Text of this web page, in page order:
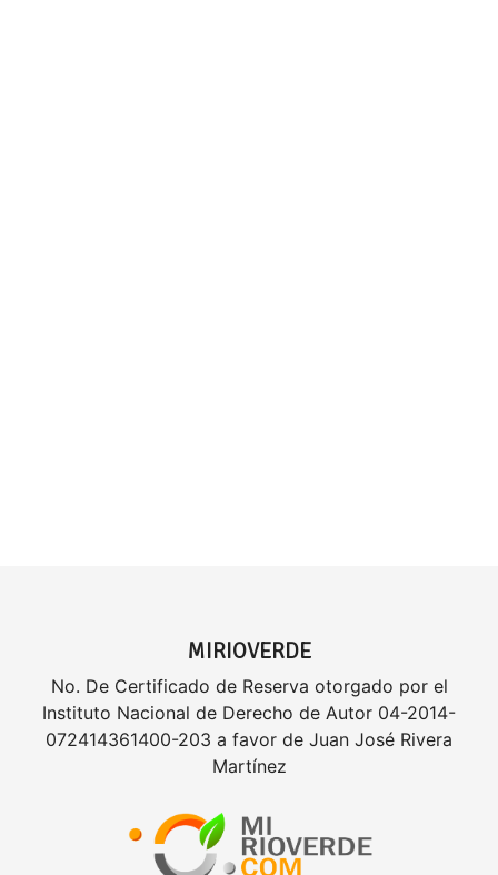
MIRIOVERDE
No. De Certificado de Reserva otorgado por el
Instituto Nacional de Derecho de Autor 04-2014-
072414361400-203 a favor de Juan José Rivera
Martínez